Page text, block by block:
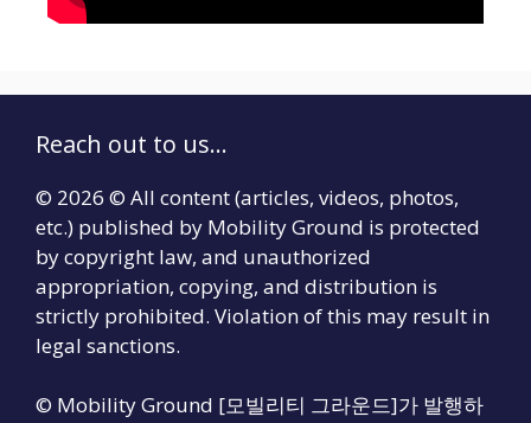
Reach out to us...
© 2026 © All content (articles, videos, photos,
etc.) published by Mobility Ground is protected
by copyright law, and unauthorized
appropriation, copying, and distribution is
strictly prohibited. Violation of this may result in
legal sanctions.
© Mobility Ground [모빌리티 그라운드]가 발행하